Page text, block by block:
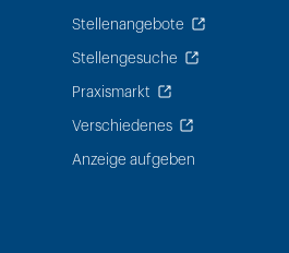
Stellenangebote
Stellengesuche
Praxismarkt
Verschiedenes
Anzeige aufgeben